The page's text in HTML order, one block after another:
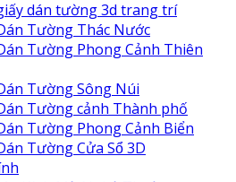
dán tường 3d trang trí
Tường Thác Nước
Tường Phong Cảnh Thiên
Tường Sông Núi
Tường cảnh Thành phố
Tường Phong Cảnh Biển
Tường Cửa Sổ 3D